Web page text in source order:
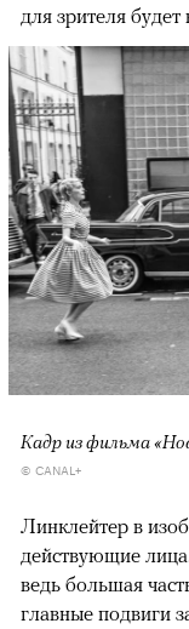
для зрителя
Кадр из фильма
© CANAL+
Линклейтер в
действующие
ведь большая
главные подвиги